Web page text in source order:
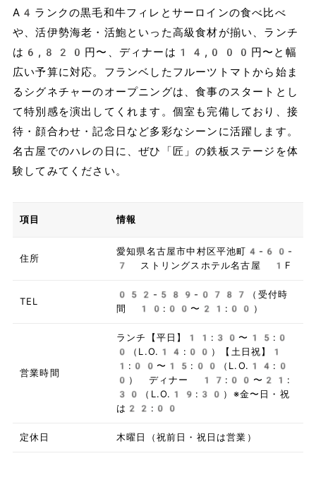
A4ランクの黒毛和牛フィレとサーロインの食べ比べ
や、活伊勢海老・活鮑といった高級食材が揃い、ランチ
は6,820円〜、ディナーは14,000円〜と幅
広い予算に対応。フランベしたフルーツトマトから始ま
るシグネチャーのオープニングは、食事のスタートとし
て特別感を演出してくれます。個室も完備しており、接
待・顔合わせ・記念日など多彩なシーンに活躍します。
名古屋でのハレの日に、ぜひ「匠」の鉄板ステージを体
験してみてください。
項目 情報
住所
愛知県名古屋市中村区平池町4-60-
7 ストリングスホテル名古屋 1F
TEL
052-589-0787（受付時
間 10:00〜21:00）
営業時間
ランチ【平日】11:30〜15:0
0（L.O.14:00）【土日祝】1
1:00〜15:00（L.O.14:0
0） ディナー 17:00〜21:
30（L.O.19:30）※金〜日・祝
は22:00
定休日 木曜日（祝前日・祝日は営業）